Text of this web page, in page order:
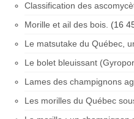
Classification des
Morille et ail des bois. (16
Le matsutake du Québec,
Le bolet bleuissant
Lames des champignons
Les morilles du Québec